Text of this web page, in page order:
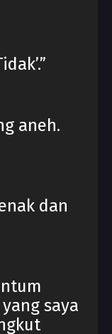
aneh.
dan
saya